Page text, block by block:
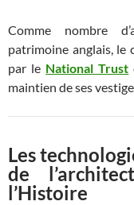
Comme nombre
patrimoine anglais, le
par le National Trust
maintien de ses
Les
de
l’Histoire